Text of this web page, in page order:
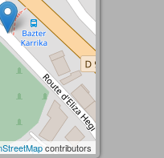
contributors